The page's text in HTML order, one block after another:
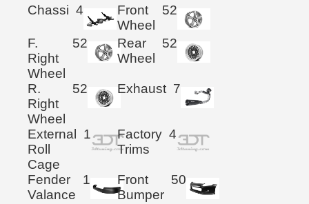
Chassi 4
Front
Wheel
52
F.
Right
Wheel
52
Rear
Wheel
52
R.
Right
Wheel
52 Exhaust 7
External
Roll
Cage
1
Factory
Trims
4
Fender
Valance
1
Front
Bumper
50